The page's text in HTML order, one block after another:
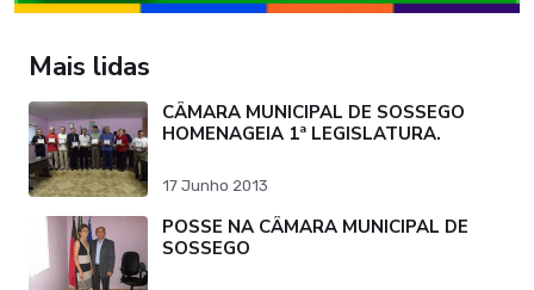
Mais lidas
CÂMARA MUNICIPAL DE SOSSEGO
HOMENAGEIA 1ª LEGISLATURA.
17 Junho 2013
POSSE NA CÂMARA MUNICIPAL DE
SOSSEGO